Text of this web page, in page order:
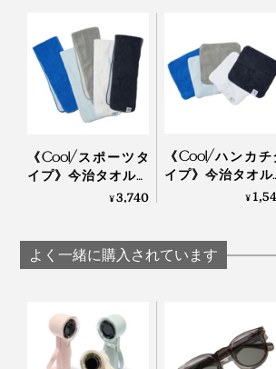
写真左から「ピンク」「ネイビー」「ブルー」「グリ
温度計をモチーフにしたパッケージ
く、プレゼントにぴったり。好みを問
の方にも喜んで使ってもらえそうです。
薬品などで生地に後加工しているも
造上の工夫でひんやり感をつくって
り返しても機能は損なわれません。
と。この糸にたどり着くのには、試
とか。
ラ。他と比べて、濡らすとペタッとく
つき感がありません。
接触冷感のQ-max値は飛び抜けて高
の、ひんやり感はしっかり。何より
暑さが怖くて見送ってきた夏フェス
れば参加できそうです。
《Cool/スポーツタ
イプ》今治タオルと
冷感生地のハイブリ
¥3,740
《Cool/ハンカチ
イプ》今治タオル
冷感生地のハイブ
¥
よく一緒に購入されています